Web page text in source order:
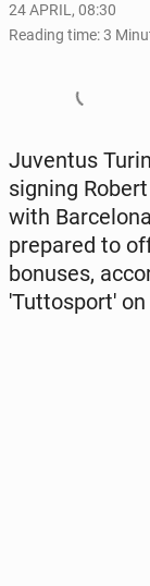
24 APRIL, 08:30
Reading time: 3
Ju­ven­tus
signing
with
pre­pared to
bonuses,
'Tut­tosport' on